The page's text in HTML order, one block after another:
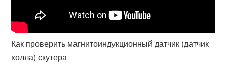
Как проверить магнитоиндукционный датчик (датчик
холла) скутера